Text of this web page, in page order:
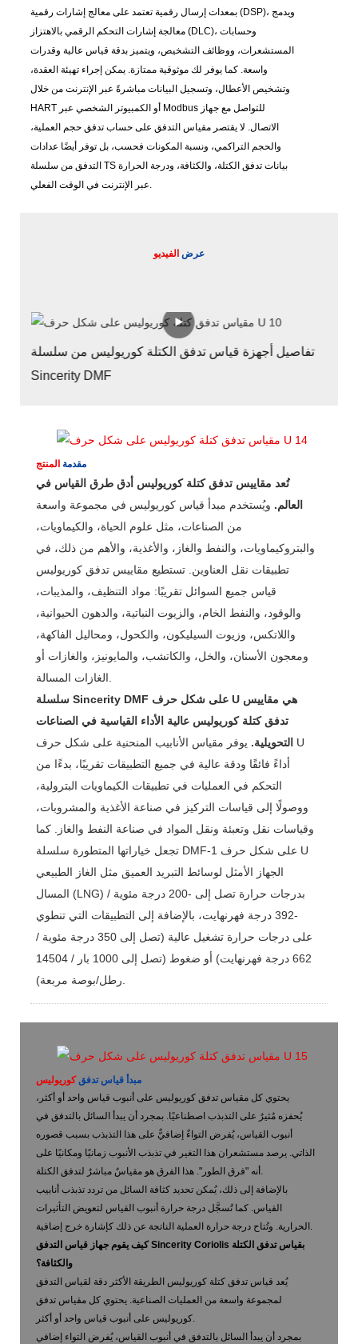
بمعدات إرسال رقمية تعتمد على معالج إشارات رقمية (DSP)، ويدمج
معالجة إشارات التحكم الرقمي بالاهتزاز (DLC)، وحسابات
المستشعرات، ووظائف التشخيص، ويتميز بدقة قياس عالية وقدرات
واسعة. كما يوفر لك موثوقية ممتازة. يمكن إجراء تهيئة العقدة،
وتشخيص الأعطال، وتسجيل البيانات مباشرةً عبر الإنترنت من خلال
HART أو الكمبيوتر الشخصي عبر Modbus للتواصل مع جهاز
الاتصال. لا يقتصر مقياس التدفق على حساب تدفق حجم العملية،
والحجم التراكمي، ونسبة المكونات فحسب، بل توفر أيضًا عدادات
التدفق من سلسلة TS بيانات تدفق الكتلة، والكثافة، ودرجة الحرارة
عبر الإنترنت في الوقت الفعلي.
عرض الفيديو
مقاييس تدفق كتلة كوريوليس ذات معدل التدفق الصغير
مقدمة المنتج
تُعد مقاييس تدفق كتلة كوريوليس أدق طرق القياس في
العالم. ويُستخدم مبدأ قياس كوريوليس في مجموعة واسعة
من الصناعات، مثل علوم الحياة، والكيماويات،
والبتروكيماويات، والنفط والغاز، والأغذية، والأهم من ذلك، في
تطبيقات نقل العناوين. تستطيع مقاييس تدفق كوريوليس
قياس جميع السوائل تقريبًا: مواد التنظيف، والمذيبات،
والوقود، والنفط الخام، والزيوت النباتية، والدهون الحيوانية،
واللاتكس، وزيوت السيليكون، والكحول، ومحاليل الفاكهة،
ومعجون الأسنان، والخل، والكاتشب، والمايونيز، والغازات أو
الغازات المسالة.
سلسلة Sincerity DMF على شكل حرف U هي مقاييس
تدفق كتلة كوريوليس عالية الأداء القياسية في الصناعات
التحويلية. يوفر مقياس الأنابيب المنحنية على شكل حرف U
أداءً فائقًا ودقة عالية في جميع التطبيقات تقريبًا، بدءًا من
التحكم في العمليات في تطبيقات الكيماويات البترولية،
ووصولًا إلى قياسات التركيز في صناعة الأغذية والمشروبات،
وقياسات نقل وتعبئة ونقل المواد في صناعة النفط والغاز. كما
تجعل خياراتها المتطورة سلسلة DMF-1 على شكل حرف U
الجهاز الأمثل لوسائط التبريد العميق مثل الغاز الطبيعي
المسال (LNG) بدرجات حرارة تصل إلى -200 درجة مئوية /
-392 درجة فهرنهايت، بالإضافة إلى التطبيقات التي تنطوي
على درجات حرارة تشغيل عالية (تصل إلى 350 درجة مئوية /
662 درجة فهرنهايت) أو ضغوط (تصل إلى 1000 بار / 14504
رطل/بوصة مربعة).
مبدأ قياس تدفق كوريوليس
يحتوي كل مقياس تدفق كوريوليس على أنبوب قياس واحد أو أكثر،
يُحفزه مُثيرٌ على التذبذب اصطناعيًا. بمجرد أن يبدأ السائل بالتدفق في
أنبوب القياس، يُفرض التواءٌ إضافيٌّ على هذا التذبذب بسبب قصوره
الذاتي. يرصد مستشعران هذا التغير في تذبذب الأنبوب زمانيًا ومكانيًا على
أنه "فرق الطور". هذا الفرق هو مقياسٌ مباشرٌ لتدفق الكتلة.
بالإضافة إلى ذلك، يُمكن تحديد كثافة السائل من تردد تذبذب أنابيب
القياس. كما تُسجَّل درجة حرارة أنبوب القياس لتعويض التأثيرات
الحرارية. وتُتاح درجة حرارة العملية الناتجة عن ذلك كإشارة خرج إضافية.
كيف يقوم جهاز قياس التدفق Sincerity Coriolis بقياس تدفق الكتلة
والكثافة؟
يُعد قياس تدفق كتلة كوريوليس الطريقة الأكثر دقة لقياس التدفق
لمجموعة واسعة من العمليات الصناعية. يحتوي كل مقياس تدفق
كوريوليس على أنبوب قياس واحد أو أكثر.
بمجرد أن يبدأ السائل بالتدفق في أنبوب القياس، يُفرض التواء إضافي